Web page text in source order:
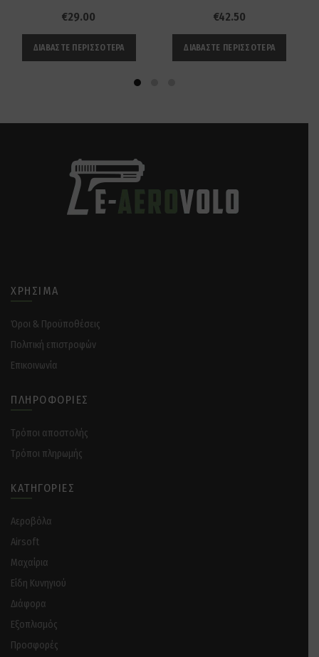
€29.00
ΔΙΑΒΆΣΤΕ ΠΕΡΙΣΣΌΤΕΡΑ
€42.50
ΔΙΑΒΆΣΤΕ ΠΕΡΙΣΣΌΤΕΡΑ
ΧΡΉΣΙΜΑ
Όροι & Προϋποθέσεις
Πολιτική επιστροφών
Επικοινωνία
ΠΛΗΡΟΦΟΡΊΕΣ
Tρόποι αποστολής
Tρόποι πληρωμής
ΚΑΤΗΓΟΡΊΕΣ
Αεροβόλα
Airsoft
Μαχαίρια
Είδη Κυνηγιού
Διάφορα
Eξοπλισμός
Προσφορές